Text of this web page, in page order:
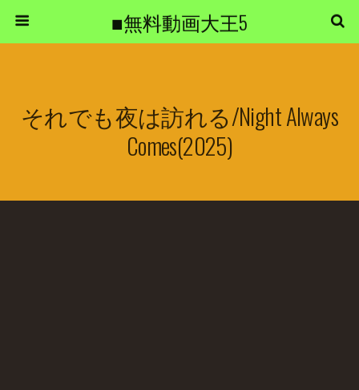
■無料動画大王5
それでも夜は訪れる/Night Always
Comes(2025)